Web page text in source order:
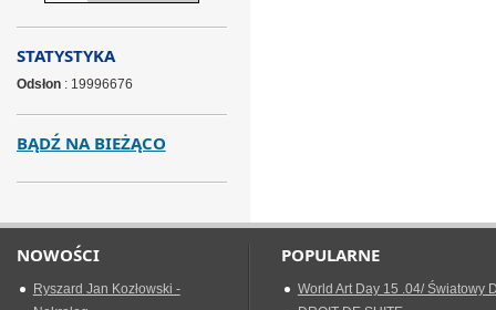
STATYSTYKA
Odsłon: 19996676
BĄDŹ NA BIEŻĄCO
NOWOŚCI
Ryszard Jan Kozłowski -
POPULARNE
World Art Day 15 .04/ Światowy